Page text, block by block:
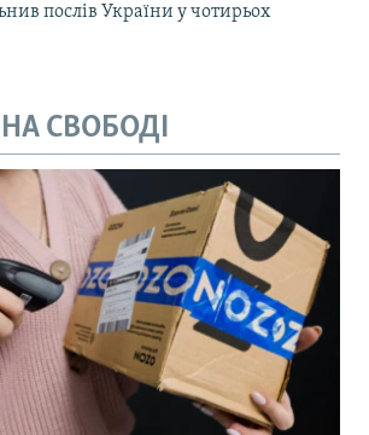
послів України у чотирьох
СВОБОДІ